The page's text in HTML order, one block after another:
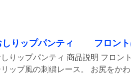
しりップパンティ フロント
りップパンティ 商品説明 フロン
リップ風の刺繍レース。 お尻をか